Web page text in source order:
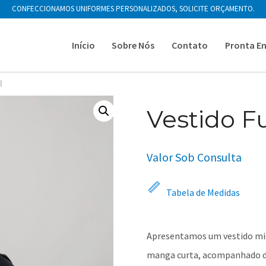
CONFECCIONAMOS UNIFORMES PERSONALIZADOS, SOLICITE ORÇAMENTO.
Início Sobre Nós Contato Pronta
Vestido
Valor Sob Consulta
Tabela de Medidas
Apresentamos um vestido
manga curta, acompanhado